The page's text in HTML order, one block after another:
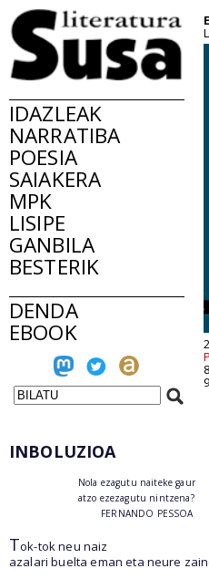
IDAZLEAK
NARRATIBA
POESIA
SAIAKERA
MPK
LISIPE
GANBILA
BESTERIK
DENDA
EBOOK
INBOLUZIOA
Nola ezagutu naiteke gaur
atzo ezezagutu nintzena?
FERNANDO PESSOA
Tok-tok neu naiz
azalari buelta eman eta neure